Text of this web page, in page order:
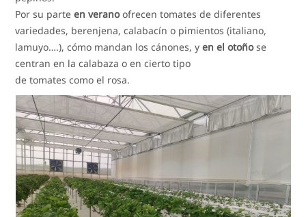
Por su parteen veranoofrecen tomates de diferentes
variedades, berenjena, calabacín o pimientos (italiano,
lamuyo….), cómo mandan los cánones, yen el otoñose
centran en la calabaza o en cierto tipo
de tomates como el rosa.